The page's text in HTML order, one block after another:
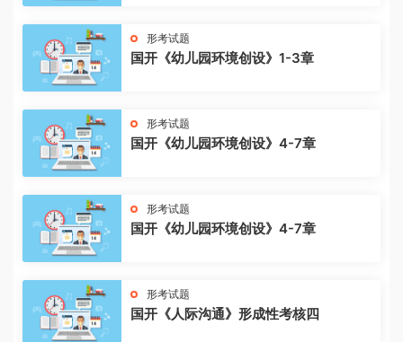
形考试题
国开《幼儿园环境创设》1-3章
形考试题
国开《幼儿园环境创设》4-7章
形考试题
国开《幼儿园环境创设》4-7章
形考试题
国开《人际沟通》形成性考核四